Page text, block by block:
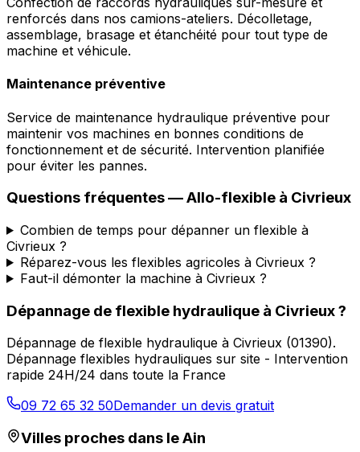
renforcés dans nos camions-ateliers. Décolletage,
assemblage, brasage et étanchéité pour tout type de
machine et véhicule.
Maintenance préventive
Service de maintenance hydraulique préventive pour
maintenir vos machines en bonnes conditions de
fonctionnement et de sécurité. Intervention planifiée
pour éviter les pannes.
Questions fréquentes —Allo-flexible à Civrieux
Combien de temps pour dépanner un flexible à
Civrieux ?
Réparez-vous les flexibles agricoles à Civrieux ?
Faut-il démonter la machine à Civrieux ?
Dépannage de flexible hydraulique à Civrieux?
Dépannage de flexible hydraulique à Civrieux (01390).
Dépannage flexibles hydrauliques sur site - Intervention
rapide 24H/24 dans toute la France
09 72 65 32 50Demander un devis gratuit
Villes proches dans leAin